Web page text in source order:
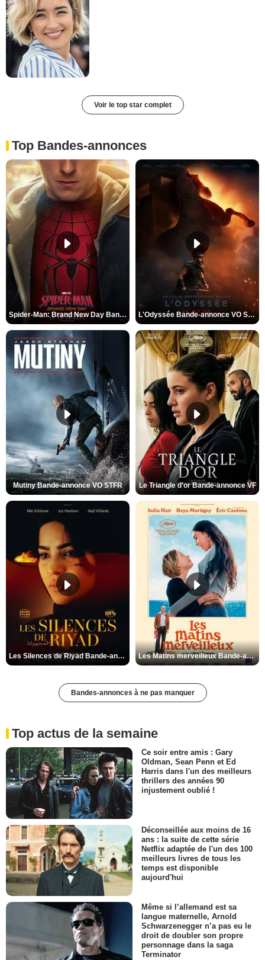
Voir le top star complet
Top Bandes-annonces
Spider-Man: Brand New Day Bande-annonce VO STFR L'Odyssée Bande-annonce VO STFR
Mutiny Bande-annonce VO STFR Le Triangle d'or Bande-annonce VF
Les Silences de Riyad Bande-annonce VO STFR Les Matins merveilleux Bande-annonce VF
Bandes-annonces à ne pas manquer
Top actus de la semaine
Ce soir entre amis : Gary
Oldman, Sean Penn et Ed
Harris dans l'un des meilleurs
thrillers des années 90
injustement oublié !
Déconseillée aux moins de 16
ans : la suite de cette série
Netflix adaptée de l'un des 100
meilleurs livres de tous les
temps est disponible
aujourd'hui
Même si l’allemand est sa
langue maternelle, Arnold
Schwarzenegger n’a pas eu le
droit de doubler son propre
personnage dans la saga
Terminator